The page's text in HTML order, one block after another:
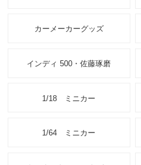
カーメーカーグッズ
インディ 500・佐藤琢磨
1/18 ミニカー
1/64 ミニカー